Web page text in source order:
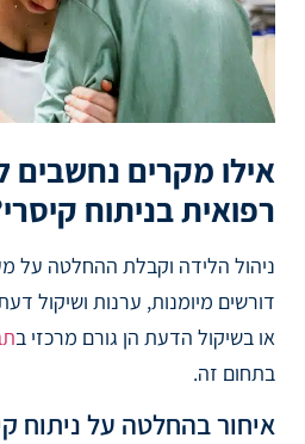
אילו מקרים נחשבים
רפואית בניתוח
ניהול הלידה וקבלת ההחלטה על
דורשים מיומנות, ערנות ושיקול
או בשיקול הדעת הן גורם מרכזי ב
בתחום זה.
איחור בהחלטה על ניתוח